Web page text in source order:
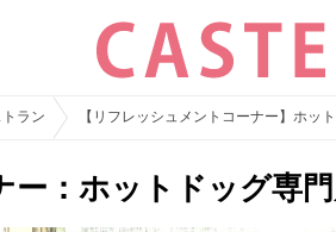
ラン 【リフレッシュメントコーナー】ホッ
：ホットドッグ専門